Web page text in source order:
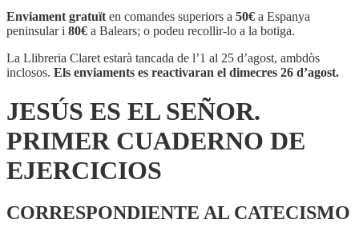
ES
EL
SEÑOR.
PRIMER
CUADERNO
EJERCICIOS
Enviament gratuït en comandes superiors a 50€ a Espanya
peninsular i 80€ a Balears; o podeu recollir-lo a la botiga.
La Llibreria Claret estarà tancada de l’1 al 25 d’agost, ambdòs
inclosos. Els enviaments es reactivaran el dimecres 26 d’agost.
JESÚS ES EL SEÑOR.
PRIMER CUADERNO DE
EJERCICIOS
CORRESPONDIENTE AL CATECISMO